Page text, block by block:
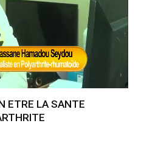
ETRE LA SANTE